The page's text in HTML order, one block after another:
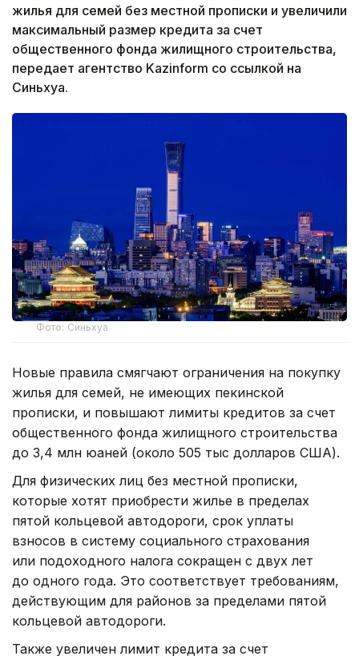
жилья для семей без местной прописки и увеличили
максимальный размер кредита за счет
общественного фонда жилищного строительства,
передает агентство Kazinform со ссылкой на
Синьхуа.
Фото: Синьхуа
Новые правила смягчают ограничения на покупку
жилья для семей, не имеющих пекинской
прописки, и повышают лимиты кредитов за счет
общественного фонда жилищного строительства
до 3,4 млн юаней (около 505 тыс долларов США).
Для физических лиц без местной прописки,
которые хотят приобрести жилье в пределах
пятой кольцевой автодороги, срок уплаты
взносов в систему социального страхования
или подоходного налога сокращен с двух лет
до одного года. Это соответствует требованиям,
действующим для районов за пределами пятой
кольцевой автодороги.
Также увеличен лимит кредита за счет